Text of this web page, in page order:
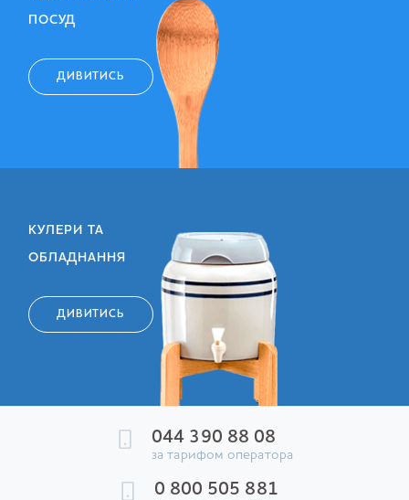
ПОСУД
ДИВИТИСЬ
КУЛЕРИ ТА
ОБЛАДНАННЯ
ДИВИТИСЬ
044 390 88 08
за тарифом оператора
0 800 505 881